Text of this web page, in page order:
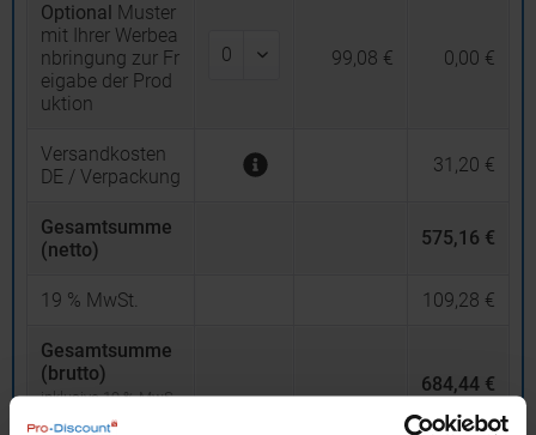
Optional Muster
mit Ihrer Werbea
nbringung zur Fr
eigabe der Prod
uktion
99,08 € 0,00 €
Versandkosten
DE / Verpackung
31,20 €
Gesamtsumme
(netto)
575,16 €
19 % MwSt. 109,28 €
Gesamtsumme
(brutto)
inklusive 19 % MwS
684,44 €